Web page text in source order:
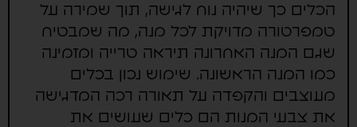
הכלים כך שיהיה נוח לגישה, תוך שמירה על
טמפרטורה מדויקת לכל מנה, מה שמבטיח
שגם המנה האחרונה תיראה טרייה ומזמינה
כמו המנה הראשונה. שימוש נכון בכלים
מעוצבים והקפדה על תאורה רכה המדגישה
את צבעי המנות הם כלים שעושים את